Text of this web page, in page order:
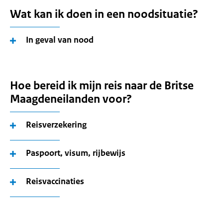
Wat kan ik doen in een noodsituatie?
In geval van nood
Hoe bereid ik mijn reis naar de Britse
Maagdeneilanden voor?
Reisverzekering
Paspoort, visum, rijbewijs
Reisvaccinaties